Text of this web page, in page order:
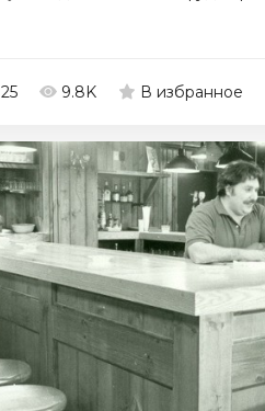
25 9.8K В избранное